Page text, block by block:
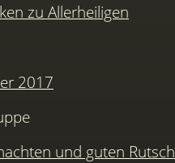
zu Allerheiligen
2017
und guten Rutsch